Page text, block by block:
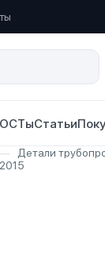
Статьи
Детали